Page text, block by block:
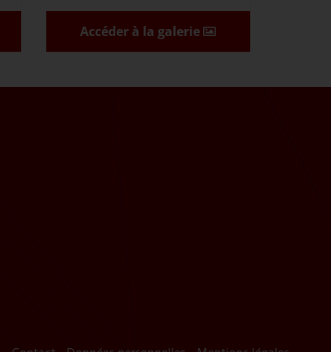
Accéder à la galerie